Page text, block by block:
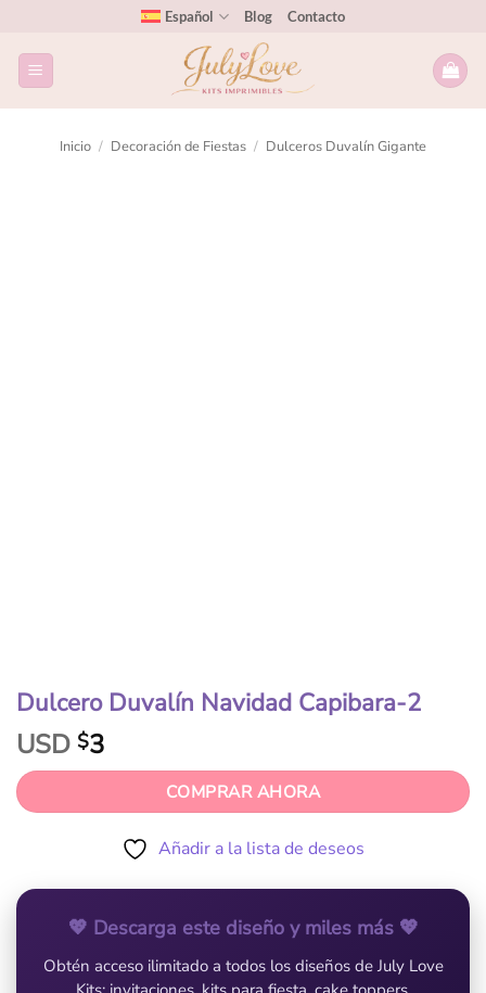
Español Blog Contacto
Inicio / Decoración de Fiestas / Dulceros Duvalín Gigante
Dulcero Duvalín Navidad Capibara-2
USD $3
COMPRAR AHORA
Añadir a la lista de deseos
💖 Descarga este diseño y miles más 💖
Obtén acceso ilimitado a todos los diseños de July Love